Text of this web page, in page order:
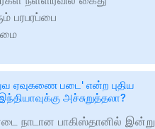
பரபரப்பை
ஏவுகணை படை' என்ற புதிய
அச்சுறுத்தலா?
நாடான பாகிஸ்தானில் இன்று